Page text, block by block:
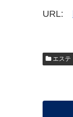
URL:
エステ